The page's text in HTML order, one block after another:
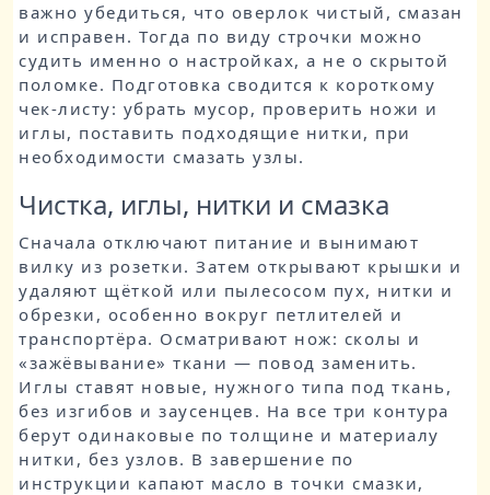
важно убедиться, что оверлок чистый, смазан
и исправен. Тогда по виду строчки можно
судить именно о настройках, а не о скрытой
поломке. Подготовка сводится к короткому
чек‑листу: убрать мусор, проверить ножи и
иглы, поставить подходящие нитки, при
необходимости смазать узлы.
Чистка, иглы, нитки и смазка
Сначала отключают питание и вынимают
вилку из розетки. Затем открывают крышки и
удаляют щёткой или пылесосом пух, нитки и
обрезки, особенно вокруг петлителей и
транспортёра. Осматривают нож: сколы и
«зажёвывание» ткани — повод заменить.
Иглы ставят новые, нужного типа под ткань,
без изгибов и заусенцев. На все три контура
берут одинаковые по толщине и материалу
нитки, без узлов. В завершение по
инструкции капают масло в точки смазки,